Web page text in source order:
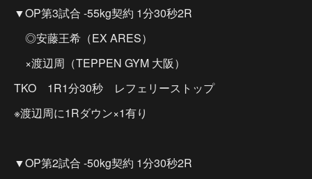
▼OP第3試合 -55kg契約 1分30秒2R
◎安藤王希（EX ARES）
×渡辺周（TEPPEN GYM 大阪）
TKO 1R1分30秒 レフェリーストップ
※渡辺周に1Rダウン×1有り
▼OP第2試合 -50kg契約 1分30秒2R